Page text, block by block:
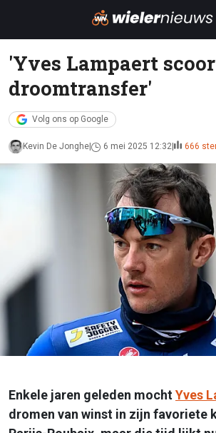
'Yves Lampaert
droomtransfer'
Volg ons op Google
Kevin De Jonghe 6 mei 2025 12:32 666
Enkele jaren geleden mochtYves
dromen van winst in zijn favoriete